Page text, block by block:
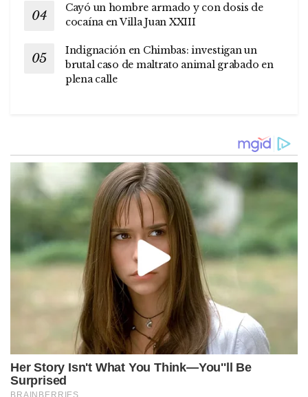
Cayó un hombre armado y con dosis de
cocaína en Villa Juan XXIII
Indignación en Chimbas: investigan un
brutal caso de maltrato animal grabado en
plena calle